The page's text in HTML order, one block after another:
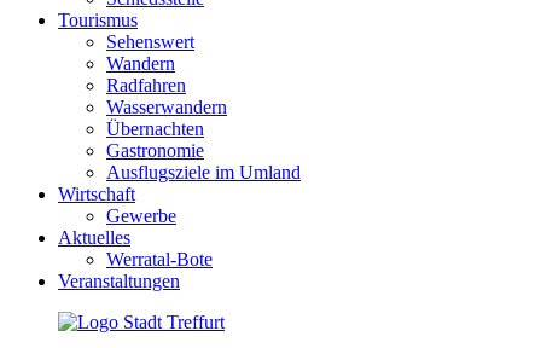
Tourismus
Sehenswert
Wandern
Radfahren
Wasserwandern
Übernachten
Gastronomie
Ausflugsziele im Umland
Wirtschaft
Gewerbe
Aktuelles
Werratal-Bote
Veranstaltungen